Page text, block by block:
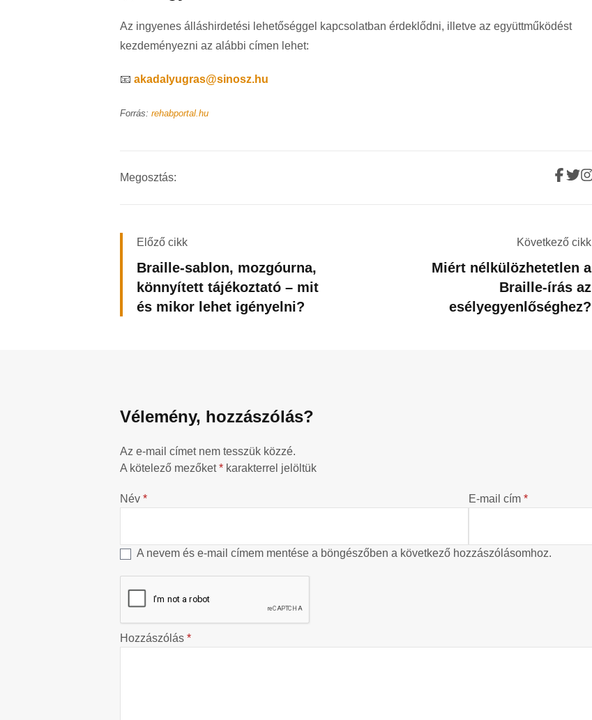
Az ingyenes álláshirdetési lehetőséggel kapcsolatban érdeklődni, illetve az együttműködést
kezdeményezni az alábbi címen lehet:
📧 akadalyugras@sinosz.hu
Forrás: rehabportal.hu
Megosztás:
Előző cikk
Braille-sablon, mozgóurna,
könnyített tájékoztató – mit
és mikor lehet igényelni?
Következő cikk
Miért nélkülözhetetlen a
Braille-írás az
esélyegyenlőséghez?
Vélemény, hozzászólás?
Az e-mail címet nem tesszük közzé.
A kötelező mezőket* karakterrel jelöltük
Név * E-mail cím *
A nevem és e-mail címem mentése a böngészőben a következő hozzászólásomhoz.
Hozzászólás *